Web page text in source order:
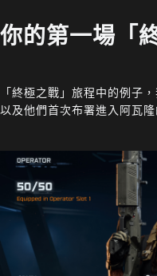
你的第一場「
「終極之戰」旅程中的例子
以及他們首次布署進入阿瓦隆